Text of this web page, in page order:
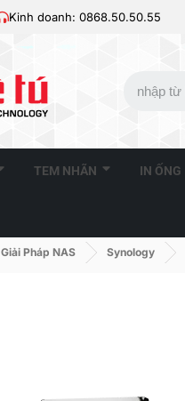
Kinh doanh: 0868.50.50.55
TEM NHÃN IN ỐNG
Giải Pháp NAS Synology